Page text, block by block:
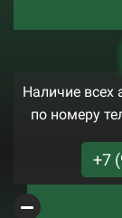
Наличие всех
по номеру
+7